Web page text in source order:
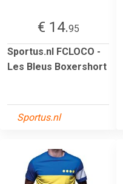
€ 14.95
Sportus.nl FCLOCO -
Les Bleus Boxershort
Sportus.nl